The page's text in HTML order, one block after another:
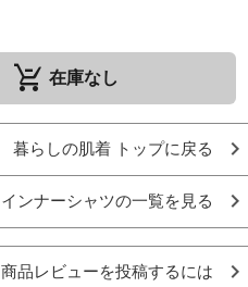
remove_shopping_cart 在庫なし
暮らしの肌着 トップに戻る
インナーシャツの一覧を見る
商品レビューを投稿するには